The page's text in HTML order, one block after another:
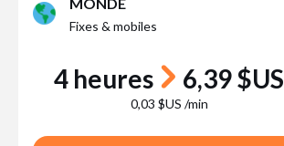
MONDE
Fixes & mobiles
4 heures 6,39 $US
0,03 $US /min